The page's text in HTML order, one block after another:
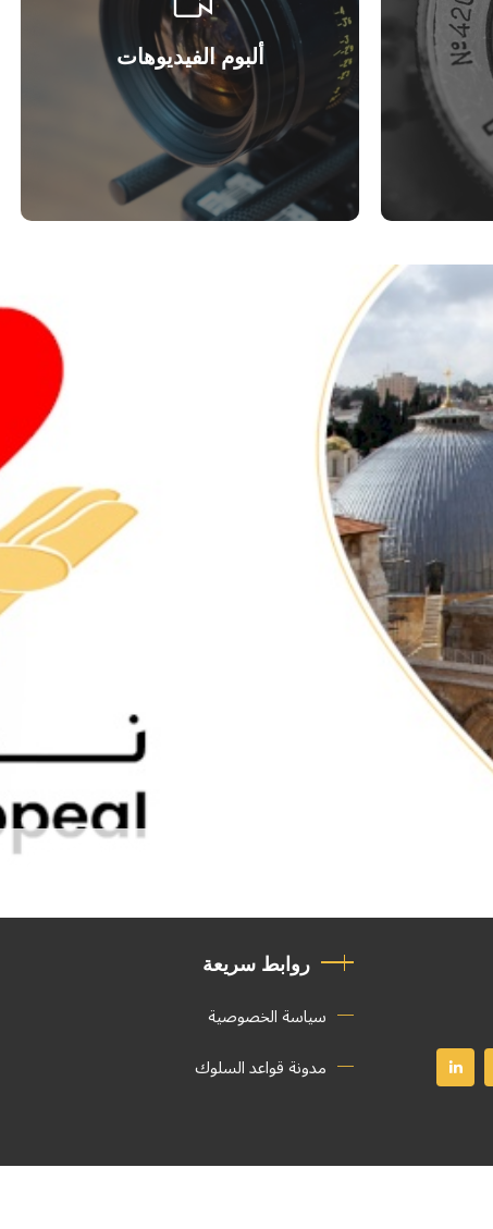
ألبوم الفيديوهات
روابط سريعة
سياسة الخصوصية
مدونة قواعد السلوك